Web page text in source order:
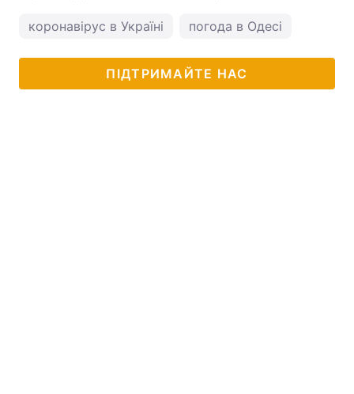
коронавірус в Україні погода в Одесі
ПІДТРИМАЙТЕ НАС